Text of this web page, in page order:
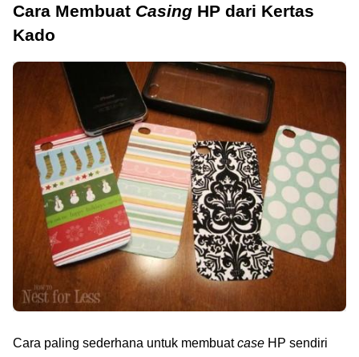
Cara Membuat Casing HP dari Kertas
Kado
Cara paling sederhana untuk membuatcase HP sendiri